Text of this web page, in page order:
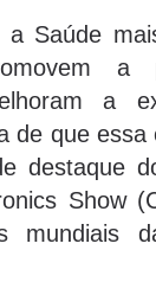
Saúde
a
a
de que essa
destaque
Show
mundiais